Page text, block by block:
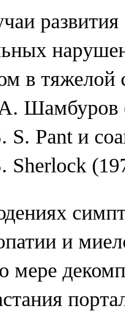
в тяжелой
Шамбуров
S. Pant и
Sherlock
и
мере